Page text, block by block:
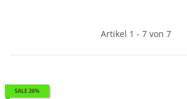
Artikel 1 - 7 von 7
SALE 26%